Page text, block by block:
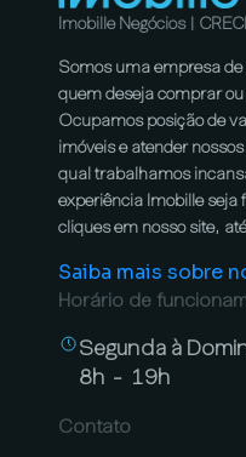
Imobille Negócios |
Somos uma empresa
quem deseja comprar
Ocupamos posição de
imóveis e atender
qual trabalhamos
experiência Imobille
cliques em nosso site,
Saiba mais sobre
Horário de
Segunda à
8h - 19h
Contato